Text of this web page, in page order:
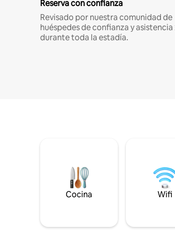
Reserva con confianza
Revisado por nuestra comunidad de
huéspedes de confianza y
durante toda la estadía.
Cocina Wifi